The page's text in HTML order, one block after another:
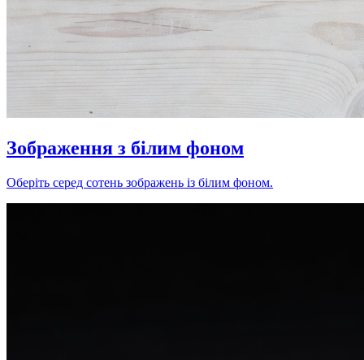
Зображення з білим фоном
Оберіть серед сотень зображень із білим фоном.